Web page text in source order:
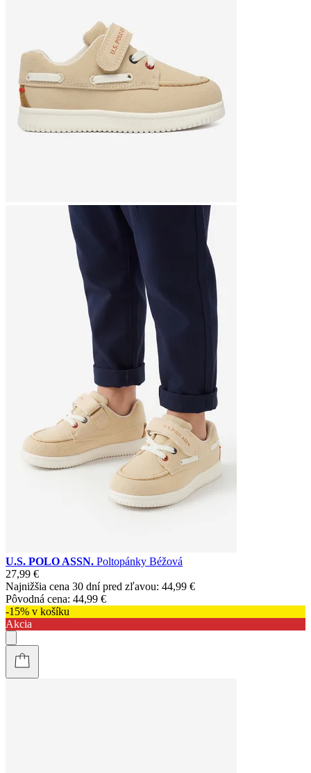
U.S. POLO ASSN. Poltopánky Béžová
27,99 €
Najnižšia cena 30 dní pred zľavou: 44,99 €
Pôvodná cena: 44,99 €
-15% v košíku
Akcia